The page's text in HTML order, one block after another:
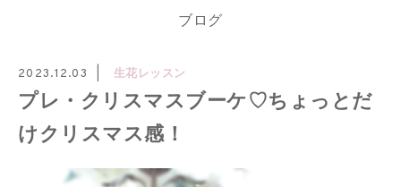
ブログ
2023.12.03 生花レッスン
プレ・クリスマスブーケ♡ちょっとだ
けクリスマス感！